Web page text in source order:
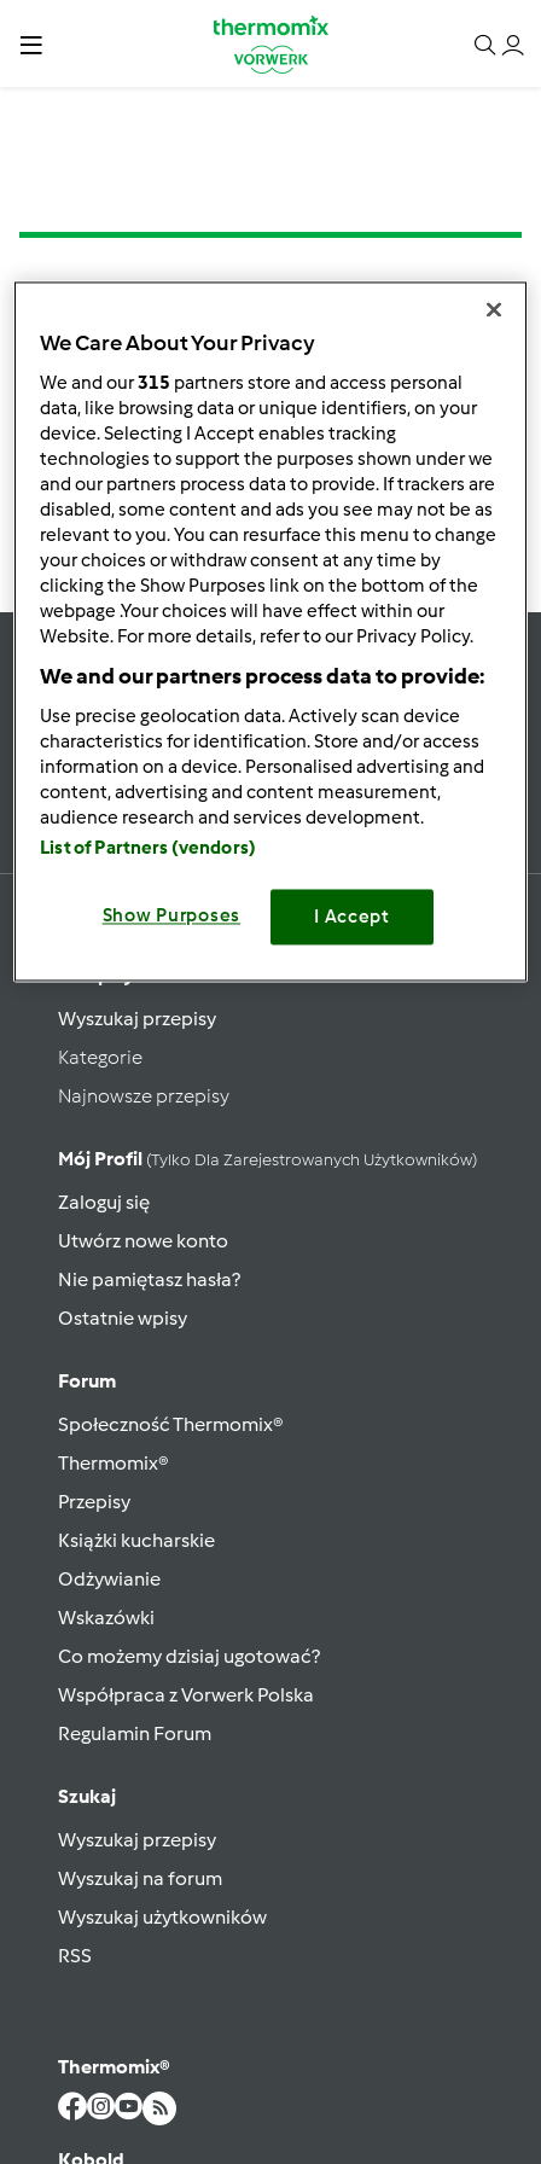
kawową
przezdorodoma
Bądźna bieżąco
Zapisz się do naszego newslettera
Przepisy
Wyszukaj przepisy
Kategorie
Najnowsze przepisy
Mój Profil (tylko Dla Zarejestrowanych Użytkowników)
Zaloguj się
Utwórz nowe konto
Nie pamiętasz hasła?
Ostatnie wpisy
Forum
Społeczność Thermomix®
Thermomix®
Przepisy
Książki kucharskie
Odżywianie
Wskazówki
Co możemy dzisiaj ugotować?
Współpraca z Vorwerk Polska
Regulamin Forum
Szukaj
Wyszukaj przepisy
Wyszukaj na forum
Wyszukaj użytkowników
RSS
Thermomix®
We Care About Your Privacy
We and our315 partners store and access personal
data, like browsing data or unique identifiers, on your
device. Selecting I Accept enables tracking
technologies to support the purposes shown under we
and our partners process data to provide. If trackers are
disabled, some content and ads you see may not be as
relevant to you. You can resurface this menu to change
your choices or withdraw consent at any time by
clicking the Show Purposes link on the bottom of the
webpage .Your choices will have effect within our
Website. For more details, refer to our Privacy Policy.
We and our partners process data to provide:
Use precise geolocation data. Actively scan device
characteristics for identification. Store and/or access
information on a device. Personalised advertising and
content, advertising and content measurement,
audience research and services development.
List of Partners (vendors)
Show Purposes I Accept